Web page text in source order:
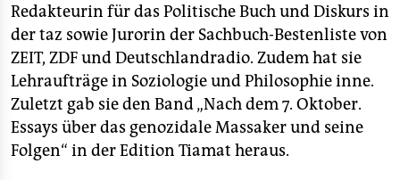
Redakteurin für das Politische Buch und Diskurs in
der taz sowie Jurorin der Sachbuch-Bestenliste von
ZEIT, ZDF und Deutschlandradio. Zudem hat sie
Lehraufträge in Soziologie und Philosophie inne.
Zuletzt gab sie den Band „Nach dem 7. Oktober.
Essays über das genozidale Massaker und seine
Folgen“ in der Edition Tiamat heraus.